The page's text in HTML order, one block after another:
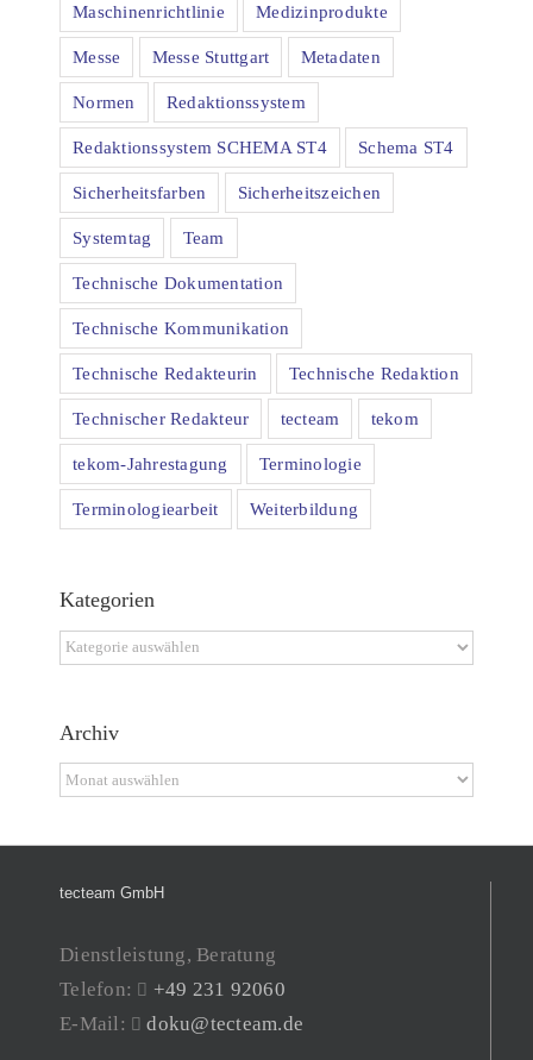
Maschinenrichtlinie Medizinprodukte
Messe Messe Stuttgart Metadaten
Normen Redaktionssystem
Redaktionssystem SCHEMA ST4 Schema ST4
Sicherheitsfarben Sicherheitszeichen
Systemtag Team
Technische Dokumentation
Technische Kommunikation
Technische Redakteurin Technische Redaktion
Technischer Redakteur tecteam tekom
tekom-Jahrestagung Terminologie
Terminologiearbeit Weiterbildung
Kategorien
Kategorien
Archiv
Archiv
tecteam GmbH
Dienstleistung, Beratung
Telefon:
+49 231 92060
E-Mail:
doku@tecteam.de